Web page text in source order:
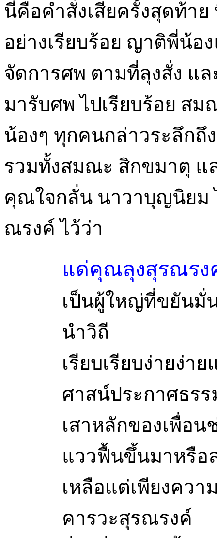
นี่คือคำสั่งเสียครั้งสุดท้า
อย่างเรียบร้อย ญาติพี่น้อ
จัดการศพ ตามที่ลุงสั่ง แ
มารับศพ ไปเรียบร้อย ส
น้องๆ ทุกคนกล่าวระลึกถึ
รวมทั้งสมณะ สิกขมาตุ แ
คุณใจกลั่น นาวาบุญนิยม
ณรงค์ ไว้ว่า
แด่คุณลุงสุรณรง
เป็นผู้ใหญ่ที่ขยันมั่
นำวิถี
เรียบเรียบง่ายง่า
ศาสน์ประกาศธรร
เสาหลักของเพื่อ
แววฟื้นขึ้นมาหรือ
เหลือแต่เพียงคว
คารวะสุรณรงค์